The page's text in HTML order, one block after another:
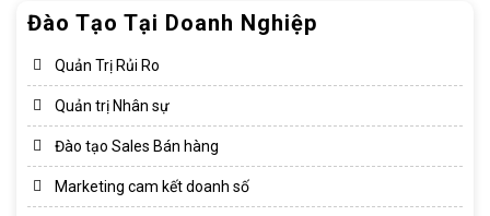
Đào Tạo Tại Doanh Nghiệp
Quản Trị Rủi Ro
Quản trị Nhân sự
Đào tạo Sales Bán hàng
Marketing cam kết doanh số